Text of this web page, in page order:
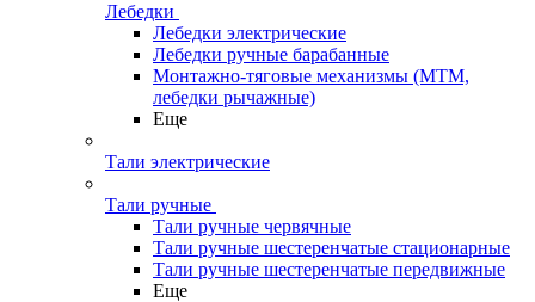
Лебедки
Лебедки электрические
Лебедки ручные барабанные
Монтажно-тяговые механизмы (МТМ,
лебедки рычажные)
Еще
Тали электрические
Тали ручные
Тали ручные червячные
Тали ручные шестеренчатые стационарные
Тали ручные шестеренчатые передвижные
Еще